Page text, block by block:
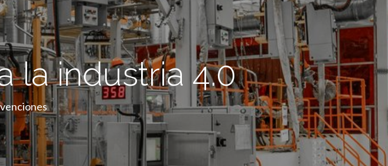
la industria 4.0